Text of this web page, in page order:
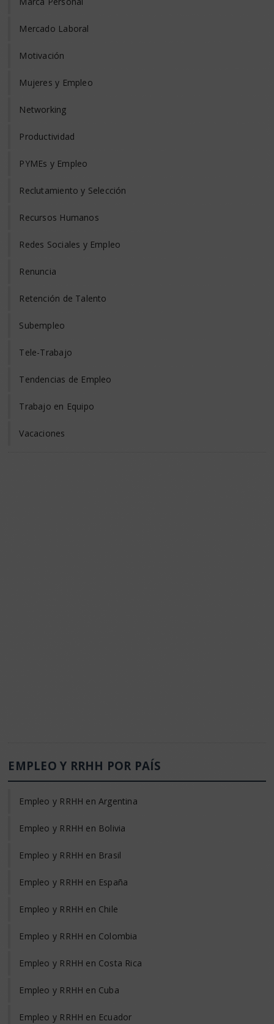
Mercado Laboral
Motivación
Mujeres y Empleo
Networking
Productividad
PYMEs y Empleo
Reclutamiento y Selección
Recursos Humanos
Redes Sociales y Empleo
Renuncia
Retención de Talento
Subempleo
Tele-Trabajo
Tendencias de Empleo
Trabajo en Equipo
Vacaciones
EMPLEO Y RRHH POR PAÍS
Empleo y RRHH en Argentina
Empleo y RRHH en Bolivia
Empleo y RRHH en Brasil
Empleo y RRHH en España
Empleo y RRHH en Chile
Empleo y RRHH en Colombia
Empleo y RRHH en Costa Rica
Empleo y RRHH en Cuba
Empleo y RRHH en Ecuador